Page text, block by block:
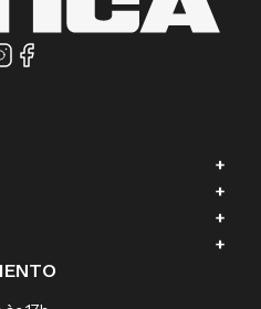
+
+
+
+